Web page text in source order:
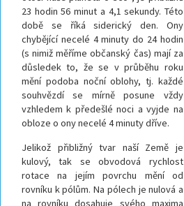
23 hodin 56 minut a 4,1 sekundy. Této
době se říká siderický den. Ony
chybějící necelé 4 minuty do 24 hodin
(s nimiž měříme občanský čas) mají za
důsledek to, že se v průběhu roku
mění podoba noční oblohy, tj. každé
souhvězdí se mírně posune vždy
vzhledem k předešlé noci a vyjde na
obloze o ony necelé 4 minuty dříve.
Jelikož přibližný tvar naší Země je
kulový, tak se obvodová rychlost
rotace na jejím povrchu mění od
rovníku k pólům. Na pólech je nulová a
na rovníku dosahuje svého maxima